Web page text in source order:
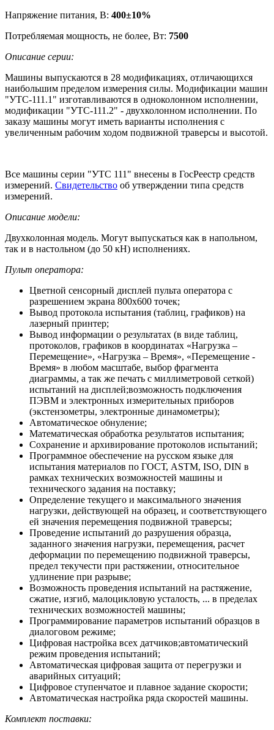
Напряжение питания, В: 400±10%
Потребляемая мощность, не более, Вт: 7500
Описание серии:
Машины выпускаются в 28 модификациях, отличающихся
наибольшим пределом измерения силы. Модификации машин
"УТС-111.1" изготавливаются в одноколонном исполнении,
модификации "УТС-111.2" - двухколонном исполнении. По
заказу машины могут иметь варианты исполнения с
увеличенным рабочим ходом подвижной траверсы и высотой.
Все машины серии "УТС 111" внесены в ГосРеестр средств
измерений. Свидетельство об утверждении типа средств
измерений.
Описание модели:
Двухколонная модель. Могут выпускаться как в напольном,
так и в настольном (до 50 кН) исполнениях.
Пульт оператора:
Цветной сенсорный дисплей пульта оператора с
разрешением экрана 800х600 точек;
Вывод протокола испытания (таблиц, графиков) на
лазерный принтер;
Вывод информации о результатах (в виде таблиц,
протоколов, графиков в координатах «Нагрузка –
Перемещение», «Нагрузка – Время», «Перемещение -
Время» в любом масштабе, выбор фрагмента
диаграммы, а так же печать с миллиметровой сеткой)
испытаний на дисплей;возможность подключения
ПЭВМ и электронных измерительных приборов
(экстензометры, электронные динамометры);
Автоматическое обнуление;
Математическая обработка результатов испытания;
Сохранение и архивирование протоколов испытаний;
Программное обеспечение на русском языке для
испытания материалов по ГОСТ, ASTM, ISO, DIN в
рамках технических возможностей машины и
технического задания на поставку;
Определение текущего и максимального значения
нагрузки, действующей на образец, и соответствующего
ей значения перемещения подвижной траверсы;
Проведение испытаний до разрушения образца,
заданного значения нагрузки, перемещения, расчет
деформации по перемещению подвижной траверсы,
предел текучести при растяжении, относительное
удлинение при разрыве;
Возможность проведения испытаний на растяжение,
сжатие, изгиб, малоцикловую усталость, ... в пределах
технических возможностей машины;
Программирование параметров испытаний образцов в
диалоговом режиме;
Цифровая настройка всех датчиков;автоматический
режим проведения испытаний;
Автоматическая цифровая защита от перегрузки и
аварийных ситуаций;
Цифровое ступенчатое и плавное задание скорости;
Автоматическая настройка ряда скоростей машины.
Комплект поставки: